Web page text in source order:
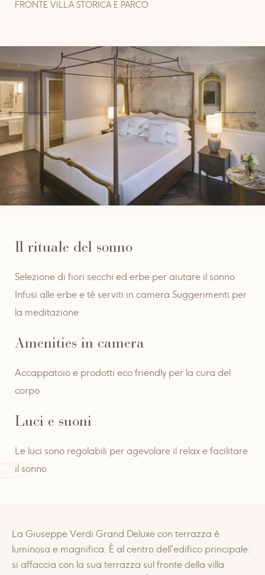
FRONTE VILLA STORICA E PARCO
Il rituale del sonno
Selezione di fiori secchi ed erbe per aiutare il sonno
Infusi alle erbe e té serviti in camera Suggerimenti per
la meditazione
Amenities in camera
Accappatoio e prodotti eco friendly per la cura del
corpo
Luci e suoni
Le luci sono regolabili per agevolare il relax e facilitare
il sonno.
La Giuseppe Verdi Grand Deluxe con terrazza è
luminosa e magnifica. È al centro dell’edifico principale:
si affaccia con la sua terrazza sul fronte della villa